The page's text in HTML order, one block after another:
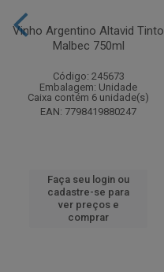
Vinho Argentino Altavid Tinto
Malbec 750ml
Código: 245673
Embalagem: Unidade
Caixa contém 6 unidade(s)
EAN: 7798419880247
Faça seu login ou
cadastre-se para
ver preços e
comprar